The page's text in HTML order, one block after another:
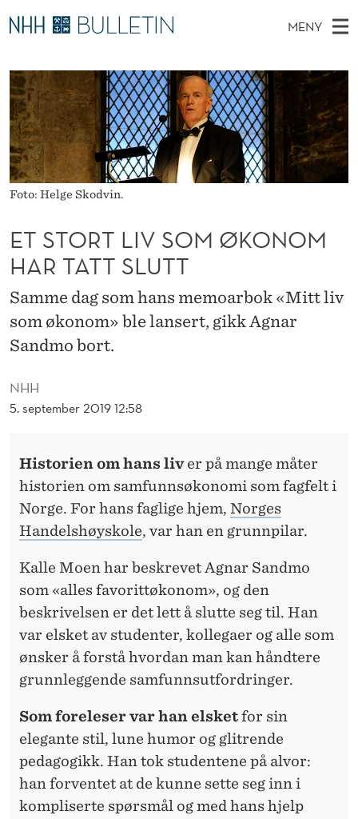
E
T
S
T
O
R
T
V
S
O
Ø
MENY
O
V
E
D
M
E
Y
Ø
K
I
N
E
T
T
S
T
E
D
E
Stipendiater og nye forskerprofiler
Disputaser
Ekspertutvalg
Om Bulletin
Foto: Helge Skodvin.
NHH
5. september 2019 12:58
ET STORT LIV SOM ØKONOM
HAR TATT SLUTT
Samme dag som hans memoarbok «Mitt liv
som økonom» ble lansert, gikk Agnar
Sandmo bort.
Historien om hans liver på mange måter
historien om samfunnsøkonomi som fagfelt i
Norge. For hans faglige hjem, Norges
Handelshøyskole, var han en grunnpilar.
Kalle Moen har beskrevet Agnar Sandmo
som «alles favorittøkonom», og den
beskrivelsen er det lett å slutte seg til. Han
var elsket av studenter, kollegaer og alle som
ønsker å forstå hvordan man kan håndtere
grunnleggende samfunnsutfordringer.
Som foreleser var han elsketfor sin
elegante stil, lune humor og glitrende
pedagogikk. Han tok studentene på alvor:
han forventet at de kunne sette seg inn i
kompliserte spørsmål og med hans hjelp